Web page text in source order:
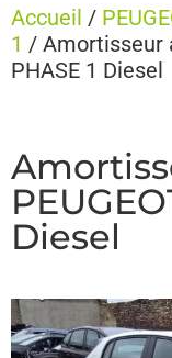
Accueil /
1 / Amortisseur
PHASE 1 Diesel
Diesel